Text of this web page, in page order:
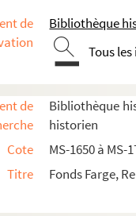
de
Bibliothèque
Tous
de
Bibliothèque
historien
Cote
MS-1650 à MS-
Titre
Fonds Farge,